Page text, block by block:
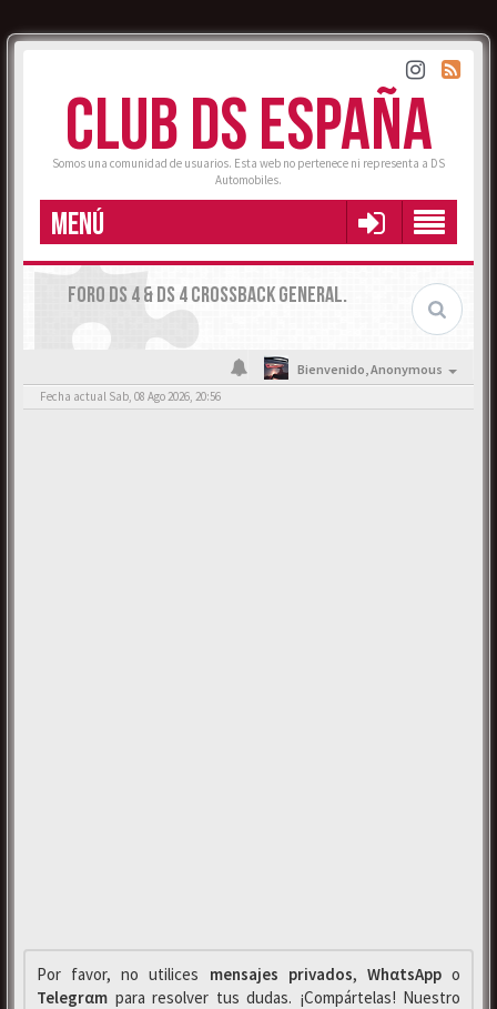
CLUB DS ESPAÑA
Somos una comunidad de usuarios. Esta web no pertenece ni representa a DS
Automobiles.
MENÚ
FORO DS 4 & DS 4 CROSSBACK GENERAL.
Bienvenido,Anonymous
Fecha actual Sab, 08 Ago 2026, 20:56
Por favor, no utilices mensajes privados, WhαtsAppo
Telegrαm para resolver tus dudas. ¡Compártelas! Nuestro